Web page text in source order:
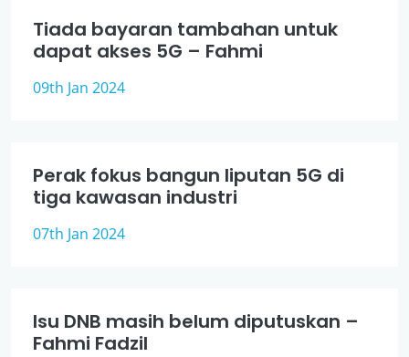
Tiada bayaran tambahan untuk
dapat akses 5G – Fahmi
09th Jan 2024
Perak fokus bangun liputan 5G di
tiga kawasan industri
07th Jan 2024
Isu DNB masih belum diputuskan –
Fahmi Fadzil